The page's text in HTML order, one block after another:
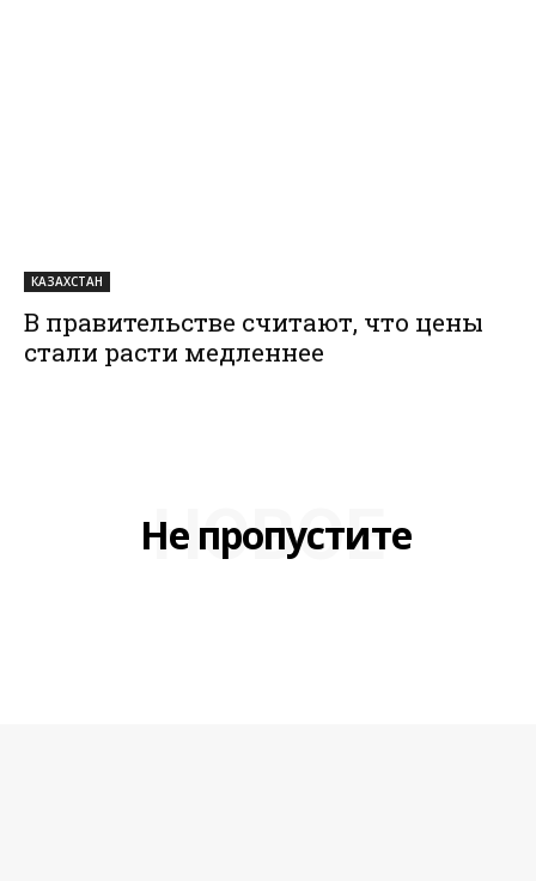
КАЗАХСТАН
В правительстве считают, что цены
стали расти медленнее
Не пропустите
НОВОЕ